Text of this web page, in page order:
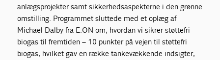
anlægsprojekter samt sikkerhedsaspekterne i den grønne
omstilling. Programmet sluttede med et oplæg af
Michael Dalby fra E.ON om, hvordan vi sikrer støttefri
biogas til fremtiden – 10 punkter på vejen til støttefri
biogas, hvilket gav en række tankevækkende indsigter,